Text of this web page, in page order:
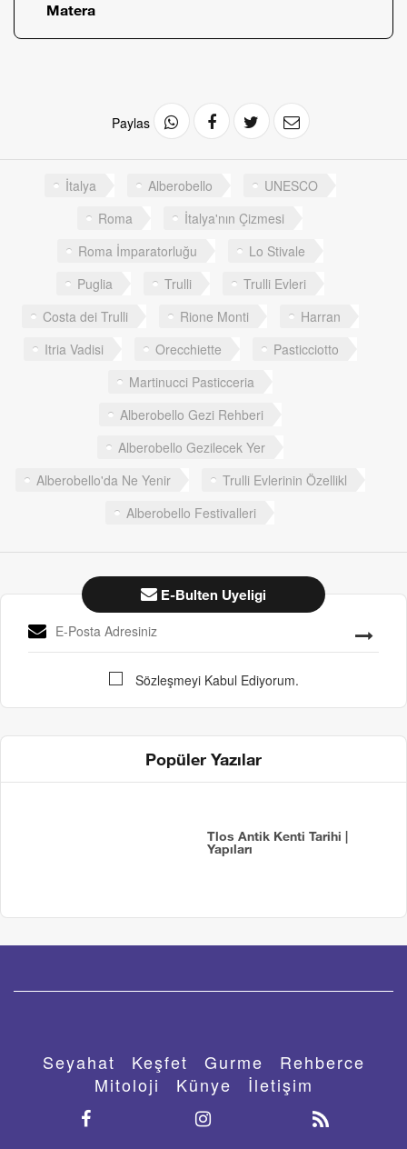
Matera
Paylas
İtalya Alberobello
UNESCO
Roma
İtalya'nın Çizmesi
Roma İmparatorluğu
Lo Stivale
Puglia
Trulli
Trulli Evleri
Costa dei Trulli
Rione Monti
Harran
Itria Vadisi
Orecchiette
Pasticciotto
Martinucci Pasticceria
Alberobello Gezi Rehberi
Alberobello Gezilecek Yer
Alberobello'da Ne Yenir
Trulli Evlerinin Özellikl
Alberobello Festivalleri
E-Bulten Uyeligi
Sözleşmeyi Kabul Ediyorum.
Popüler Yazılar
Tlos Antik Kenti Tarihi |
Yapıları
Seyahat Keşfet Gurme
Rehberce
Mitoloji
Künye İletişim